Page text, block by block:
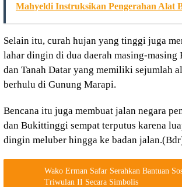
Mahyeldi Instruksikan Pengerahan Alat
Selain itu, curah hujan yang tinggi juga
lahar dingin di dua daerah masing-masing
dan Tanah Datar yang memiliki sejumlah
berhulu di Gunung Marapi.
Bencana itu juga membuat jalan negara
dan Bukittinggi sempat terputus karena
dingin meluber hingga ke badan
Wako Erman Safar Serahkan Bantuan
Triwulan II Secara Simbolis